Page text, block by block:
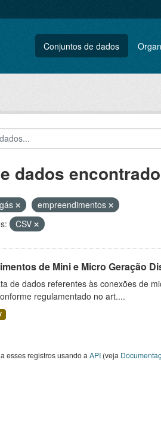
Conjuntos de dados
dados encontrado
empreendimentos
CSV
de Mini e Micro Geração
de dados referentes às conexões de
regulamentado no art....
esses registros usando a API(veja